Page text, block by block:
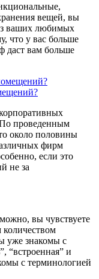
вещей, вы
ваших любимых
что у вас больше
даст вам больше
проведенным
около половины
фирм
если это
не за
вы чувствуете
уже знакомы с
“встроенная” и
с терминологией